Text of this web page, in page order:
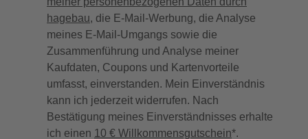
hagebau, die E-Mail-Werbung, die Analyse
meines E-Mail-Umgangs sowie die
Zusammenführung und Analyse meiner
Kaufdaten, Coupons und Kartenvorteile
umfasst, einverstanden. Mein Einverständnis
kann ich jederzeit widerrufen. Nach
Bestätigung meines Einverständnisses erhalte
ich einen 10 € Willkommensgutschein*.